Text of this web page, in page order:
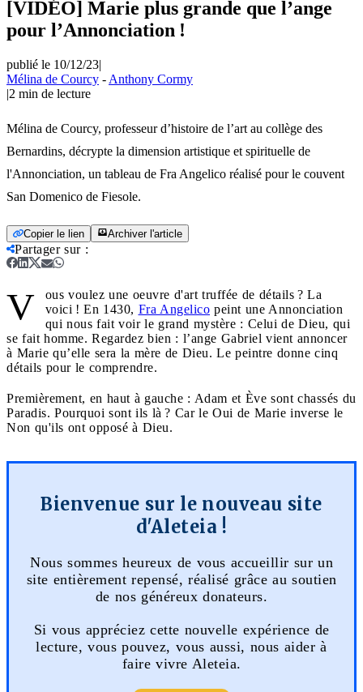
[VIDÉO] Marie plus grande que l’ange
pour l’Annonciation !
publié le 10/12/23|
Mélina de Courcy - Anthony Cormy
|2 min de lecture
Mélina de Courcy, professeur d’histoire de l’art au collège des
Bernardins, décrypte la dimension artistique et spirituelle de
l'Annonciation, un tableau de Fra Angelico réalisé pour le couvent
San Domenico de Fiesole.
Copier le lien Archiver l'article
Partager sur:
V
ous voulez une oeuvre d'art truffée de détails ? La
voici ! En 1430, Fra Angelico peint une Annonciation
qui nous fait voir le grand mystère : Celui de Dieu, qui
se fait homme. Regardez bien : l’ange Gabriel vient annoncer
à Marie qu’elle sera la mère de Dieu. Le peintre donne cinq
détails pour le comprendre.
Premièrement, en haut à gauche : Adam et Ève sont chassés du
Paradis. Pourquoi sont ils là ? Car le Oui de Marie inverse le
Non qu'ils ont opposé à Dieu.
Bienvenue sur le nouveau site
d'Aleteia !
Nous sommes heureux de vous accueillir sur un
site entièrement repensé, réalisé grâce au soutien
de nos généreux donateurs.
Si vous appréciez cette nouvelle expérience de
lecture, vous pouvez, vous aussi, nous aider à
faire vivre Aleteia.